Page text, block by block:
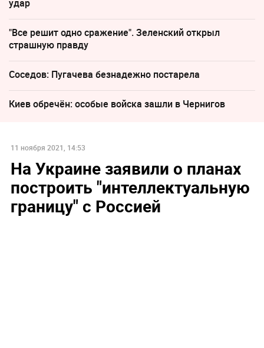
удар
"Все решит одно сражение". Зеленский открыл
страшную правду
Соседов: Пугачева безнадежно постарела
Киев обречён: особые войска зашли в Чернигов
11 ноября 2021, 14:53
На Украине заявили о планах
построить "интеллектуальную
границу" с Россией